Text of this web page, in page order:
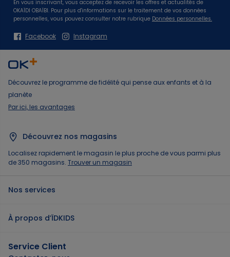
En vous inscrivant, vous acceptez de recevoir les offres et actualités de
OKAÏDI OBAÏBI. Pour plus d'informations sur le traitement de vos données
personnelles, vous pouvez consulter notre rubrique Données personnelles.
Facebook Instagram
Découvrez le programme de fidélité qui pense aux enfants et à la
planète
Par ici, les avantages
Découvrez nos magasins
Localisez rapidement le magasin le plus proche de vous parmi plus
de 350 magasins. Trouver un magasin
Nos services
À propos d’ÏDKIDS
Service Client